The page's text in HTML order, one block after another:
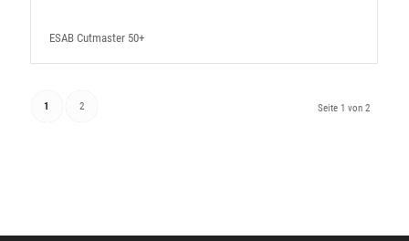
ESAB Cutmaster 50+
Seite 1 von 2
1 2